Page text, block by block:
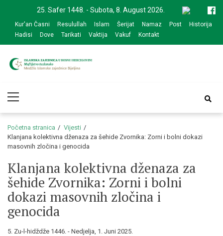
navigation
content
25. Safer 1448. - Subota, 8. August 2026.
Kur'an Časni Resulullah Islam Šerijat Namaz Post
Historija
Hadisi
Dove Tarikati Vaktija Vakuf Kontakt
zajednice Bijeljina
Menu
Početna stranica
Vijesti
Klanjana kolektivna dženaza za šehide Zvornika: Zorni i bolni dokazi
masovnih zločina i genocida
Klanjana kolektivna dženaza za
šehide Zvornika: Zorni i bolni
dokazi masovnih zločina i
genocida
5. Zu-l-hidždže 1446. - Nedjelja, 1. Juni 2025.